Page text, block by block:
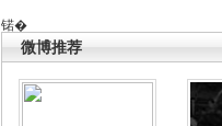
锘�
微博推荐